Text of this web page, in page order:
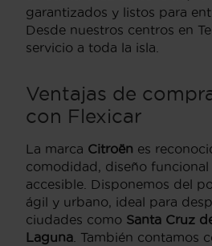
garantizados y listos para
Desde nuestros centros en
servicio a toda la isla.
Ventajas de
con Flexicar
La marca Citroën es
comodidad, diseño
accesible. Disponemos del
ágil y urbano, ideal para
ciudades como Santa Cruz
Laguna . También contamos